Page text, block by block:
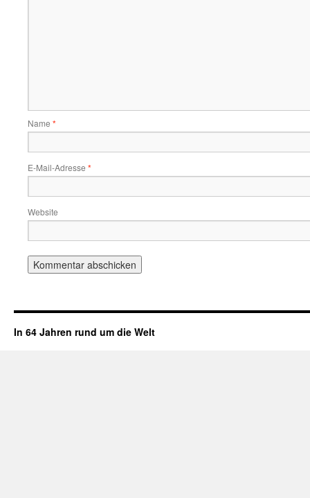
Name *
E-Mail-Adresse *
Website
In 64 Jahren rund um die Welt